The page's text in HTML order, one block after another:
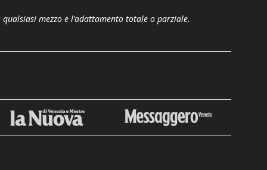
mezzo e l'adattamento totale o parziale.